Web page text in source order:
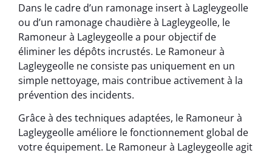
Dans le cadre d’un ramonage insert à Lagleygeolle
ou d’un ramonage chaudière à Lagleygeolle, le
Ramoneur à Lagleygeolle a pour objectif de
éliminer les dépôts incrustés. Le Ramoneur à
Lagleygeolle ne consiste pas uniquement en un
simple nettoyage, mais contribue activement à la
prévention des incidents.
Grâce à des techniques adaptées, le Ramoneur à
Lagleygeolle améliore le fonctionnement global de
votre équipement. Le Ramoneur à Lagleygeolle agit